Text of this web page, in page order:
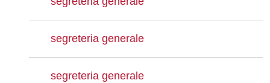
segreteria generale
segreteria generale